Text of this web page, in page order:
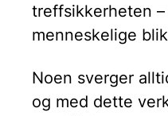
treffsikkerheten
menneskelige
Noen sverger
og med dette